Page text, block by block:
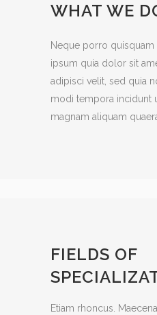
WHAT WE
Neque porro
ipsum quia dolor sit
adipisci velit, sed quia
modi tempora incidunt
magnam aliquam
FIELDS OF
Etiam rhoncus.